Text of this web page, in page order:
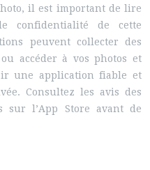
il est important de lire
confidentialité de cette
peuvent collecter des
accéder à vos photos et
une application fiable et
Consultez les avis des
sur l’App Store avant de